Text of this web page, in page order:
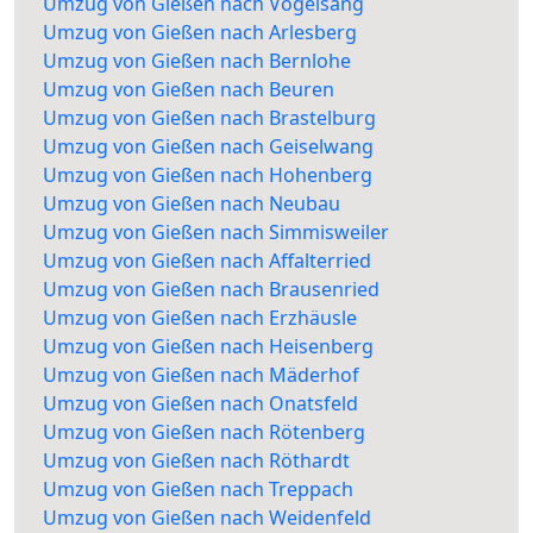
Umzug von Gießen nach Arlesberg
Umzug von Gießen nach Bernlohe
Umzug von Gießen nach Beuren
Umzug von Gießen nach Brastelburg
Umzug von Gießen nach Geiselwang
Umzug von Gießen nach Hohenberg
Umzug von Gießen nach Neubau
Umzug von Gießen nach Simmisweiler
Umzug von Gießen nach Affalterried
Umzug von Gießen nach Brausenried
Umzug von Gießen nach Erzhäusle
Umzug von Gießen nach Heisenberg
Umzug von Gießen nach Mäderhof
Umzug von Gießen nach Onatsfeld
Umzug von Gießen nach Rötenberg
Umzug von Gießen nach Röthardt
Umzug von Gießen nach Treppach
Umzug von Gießen nach Weidenfeld